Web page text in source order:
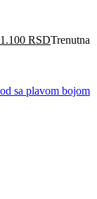
1.100 RSDTrenutna